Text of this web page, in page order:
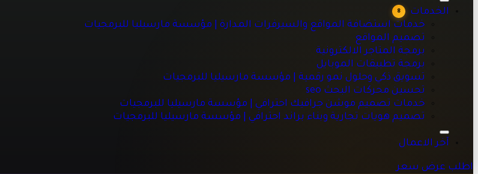
برمجة المتاجر الالكترونية
برمجة تطبيقات الموبايل
تسويق ذكي وحلول نمو رقمية | مؤسسة مارسيليا للبرمجيات
تحسين محركات البحث seo
خدمات تصميم موشن جرافيك احترافي | مؤسسة مارسيليا للبرمجيات
تصميم هويات تجارية وبناء براند احترافي | مؤسسة مارسيليا للبرمجيات
الخدمات 8
خدمات استضافة المواقع والسيرفرات المدارة | مؤسسة مارسيليا للبرمجيات
تصميم المواقع
برمجة المتاجر الالكترونية
برمجة تطبيقات الموبايل
تسويق ذكي وحلول نمو رقمية | مؤسسة مارسيليا للبرمجيات
تحسين محركات البحث seo
خدمات تصميم موشن جرافيك احترافي | مؤسسة مارسيليا للبرمجيات
تصميم هويات تجارية وبناء براند احترافي | مؤسسة مارسيليا للبرمجيات
آخر الاعمال
اطلب عرض سعر